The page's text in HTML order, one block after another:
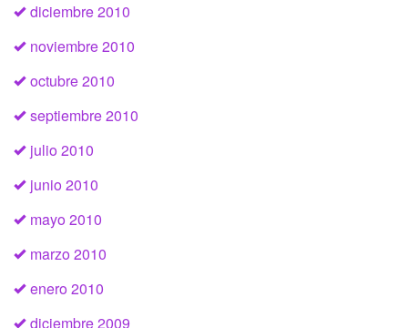
diciembre 2010
noviembre 2010
octubre 2010
septiembre 2010
julio 2010
junio 2010
mayo 2010
marzo 2010
enero 2010
diciembre 2009